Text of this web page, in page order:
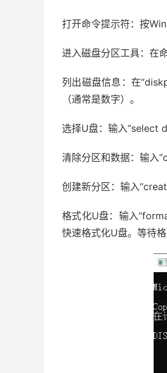
打开命令提示符：按
进入磁盘分区工具：在
列出磁盘信息：在
（通常是数字）。
选择U盘：输入“select
清除分区和数据：输入
创建新分区：输入
格式化U盘：输入
快速格式化U盘。等待格